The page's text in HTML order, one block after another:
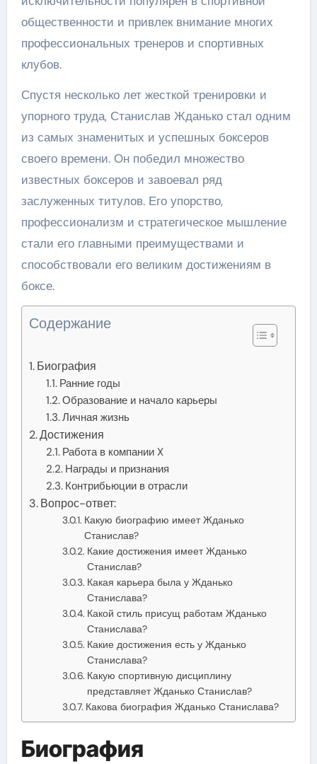
общественности и привлек внимание многих
профессиональных тренеров и спортивных
клубов.
Спустя несколько лет жесткой тренировки и
упорного труда, Станислав Жданько стал одним
из самых знаменитых и успешных боксеров
своего времени. Он победил множество
известных боксеров и завоевал ряд
заслуженных титулов. Его упорство,
профессионализм и стратегическое мышление
стали его главными преимуществами и
способствовали его великим достижениям в
боксе.
Содержание
Биография
Ранние годы
Образование и начало карьеры
Личная жизнь
Достижения
Работа в компании X
Награды и признания
Контрибьюции в отрасли
Вопрос-ответ:
Какую биографию имеет Жданько
Станислав?
Какие достижения имеет Жданько
Станислав?
Какая карьера была у Жданько
Станислава?
Какой стиль присущ работам Жданько
Станислава?
Какие достижения есть у Жданько
Станислава?
Какую спортивную дисциплину
представляет Жданько Станислав?
Какова биография Жданько Станислава?
Биография